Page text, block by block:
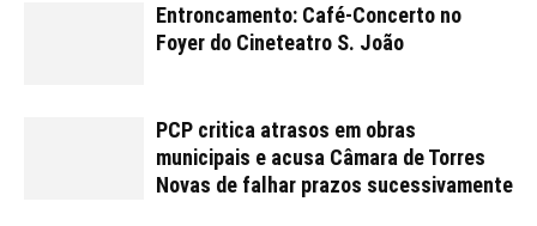
Entroncamento: Café-Concerto no
Foyer do Cineteatro S. João
PCP critica atrasos em obras
municipais e acusa Câmara de Torres
Novas de falhar prazos sucessivamente